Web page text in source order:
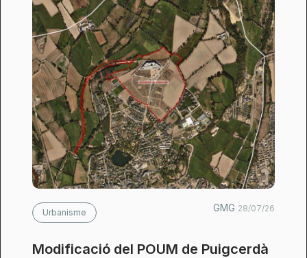
Urbanisme GMG 28/07/26
Modificació del POUM de Puigcerdà